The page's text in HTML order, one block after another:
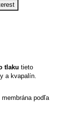
tlaku tieto
a kvapalín.
podľa